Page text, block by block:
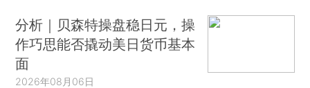
分析｜贝森特操盘稳日元，操
作巧思能否撬动美日货币基本
面
2026年08月06日